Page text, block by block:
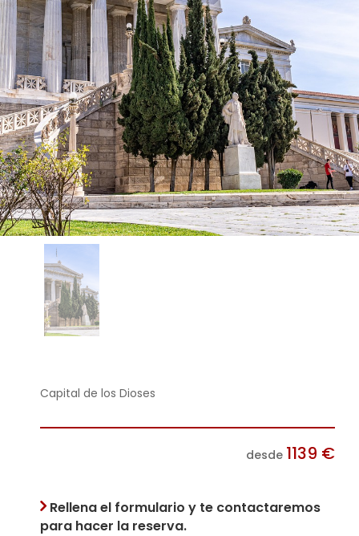
Capital de los Dioses
desde 1139 €
Rellena el formulario y te contactaremos
para hacer la reserva.